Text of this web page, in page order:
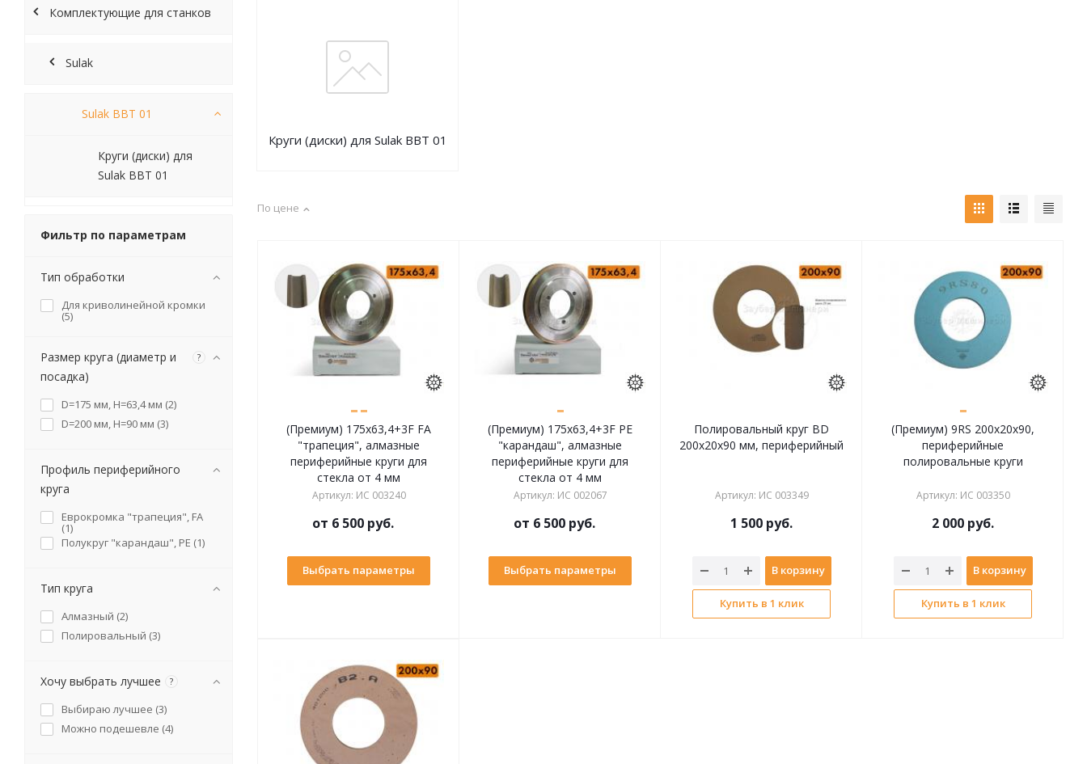
Круги (диски) для Sulak BBT 01
По цене
(Премиум) 175x63,4+3F FA
"трапеция", алмазные
периферийные круги для
стекла от 4 мм
Артикул: ИС 003240
от 6 500 руб.
Выбрать параметры
(Премиум) 175x63,4+3F PE
"карандаш", алмазные
периферийные круги для
стекла от 4 мм
Артикул: ИС 002067
от 6 500 руб.
Выбрать параметры
Полировальный круг BD
200х20x90 мм, периферийный
Артикул: ИС 003349
1 500 руб.
В корзину
Купить в 1 клик
(Премиум) 9RS 200х20x90,
периферийные
полировальные круги
Артикул: ИС 003350
2 000 руб.
В корзину
Купить в 1 клик
Комплектующие для станков
Sulak
Sulak BBT 01
Круги (диски) для
Sulak BBT 01
Фильтр по параметрам
Тип обработки
Для криволинейной кромки
(5)
Размер круга (диаметр и
посадка)
?
D=175 мм, H=63,4 мм (2)
D=200 мм, H=90 мм (3)
Профиль периферийного
круга
Еврокромка "трапеция", FA
(1)
Полукруг "карандаш", PE (1)
Тип круга
Алмазный (2)
Полировальный (3)
Хочу выбрать лучшее ?
Выбираю лучшее (3)
Можно подешевле (4)